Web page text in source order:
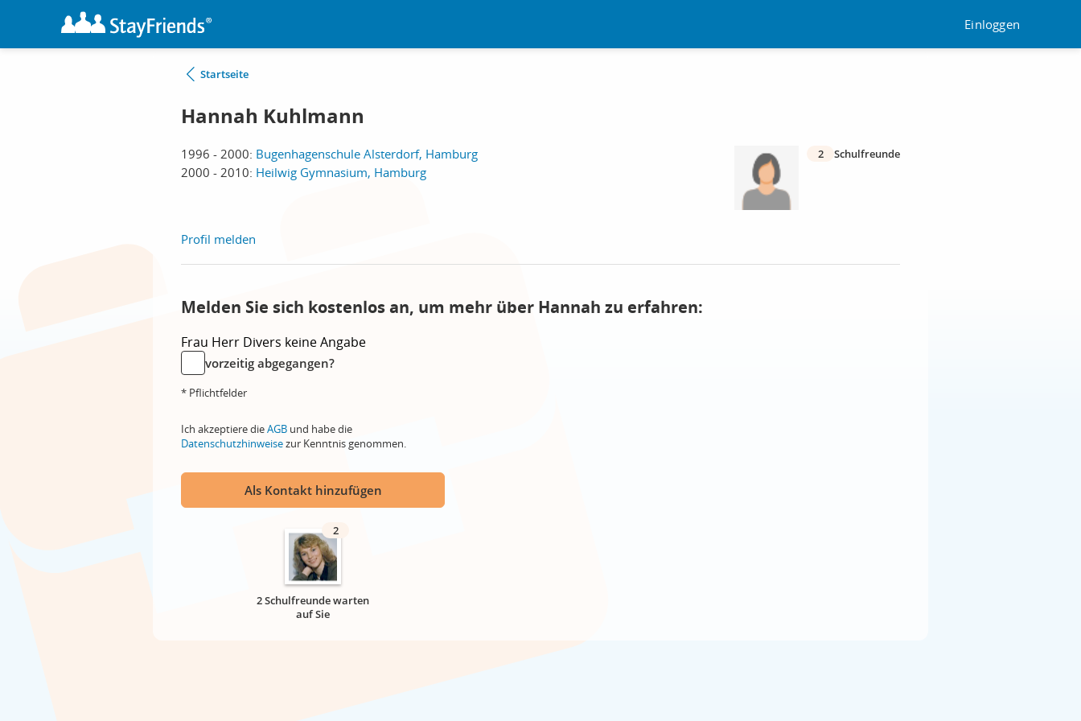
Einloggen
Startseite
Hannah Kuhlmann
1996 - 2000: Bugenhagenschule Alsterdorf, Hamburg
2000 - 2010: Heilwig Gymnasium, Hamburg
2 Schulfreunde
Profil melden
Melden Sie sich kostenlos an, um mehr über Hannah zu erfahren:
Frau Herr Divers keine Angabe
vorzeitig abgegangen?
* Pflichtfelder
Ich akzeptiere dieAGB und habe die
Datenschutzhinweisezur Kenntnis genommen.
Als Kontakt hinzufügen
2
2 Schulfreunde warten
auf Sie